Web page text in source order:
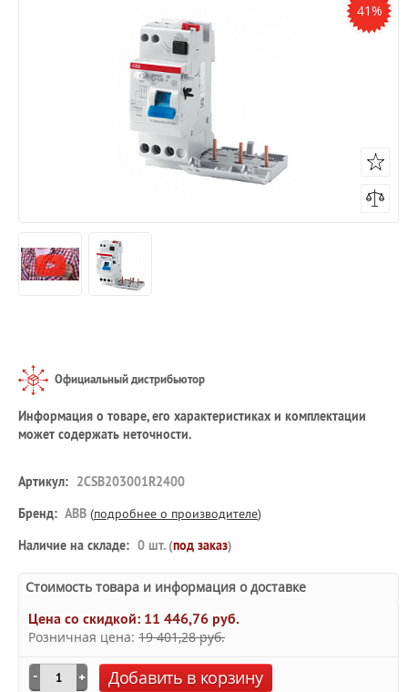
41%
Официальный дистрибьютор
Информация о товаре, его характеристиках и комплектации
может содержать неточности.
Артикул: 2CSB203001R2400
Бренд: ABB (подробнее о производителе)
Наличие на складе: 0 шт. (под заказ)
Стоимость товара и информация о доставке
Цена со скидкой: 11 446,76 руб.
Розничная цена: 19 401,28 руб.
Добавить в корзину